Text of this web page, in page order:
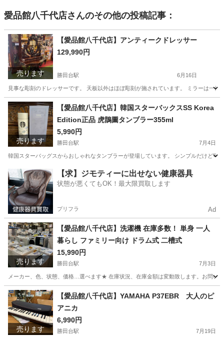
愛品館八千代店さんのその他の投稿記事：
売ります
【愛品館八千代店】アンティークドレッサー
129,990円
勝田台駅 6月16日
見事な彫刻のドレッサーです。 天板以外はほぼ彫刻が施されています。 ミラーは一
千葉 八千代市 勝田台駅 ドレッサー 商品
売ります
【愛品館八千代店】韓国スターバックスSS Korea
Edition正品 虎鵲圖タンブラー355ml
5,990円
勝田台駅 7月4日
韓国スターバッグスからおしゃれなタンブラーが登場しています。 シンプルだけど
千葉 八千代市 勝田台駅 食器 商品
【求】ジモティーに出せない健康器具
状態が悪くてもOK！最大限買取します
プリフラ Ad
売ります
【愛品館八千代店】洗濯機 在庫多数！ 単身 一人
暮らし ファミリー向け ドラム式 二槽式
15,990円
勝田台駅 7月3日
メーカー、色、状態、価格…選べます★ 在庫状況、在庫金額は変動致します。お問い
千葉 八千代市 勝田台駅 生活家電
売ります
【愛品館八千代店】YAMAHA P37EBR 大人のピ
アニカ
6,990円
勝田台駅 7月19日